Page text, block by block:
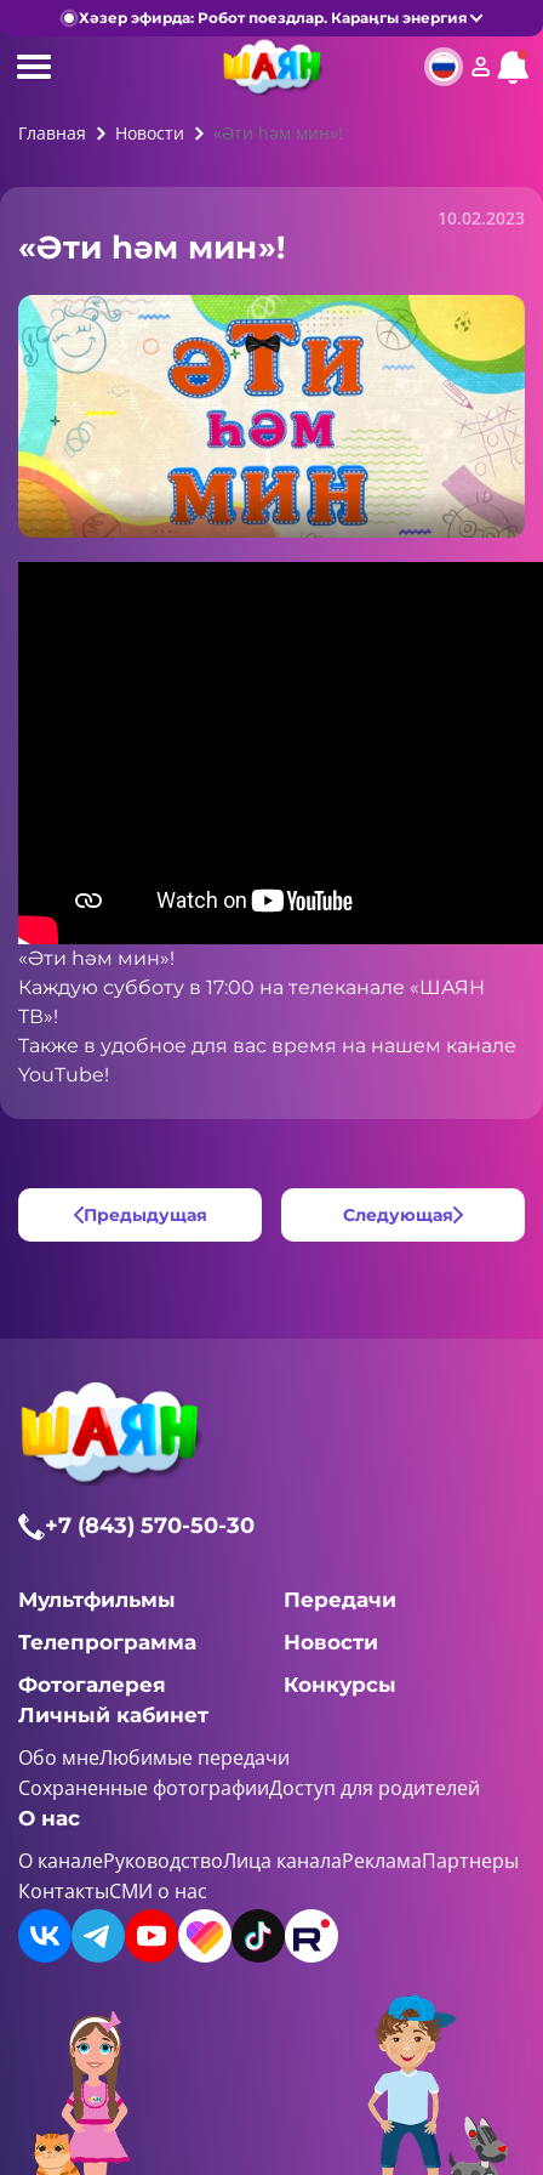
Хәзер эфирда: Робот поездлар. Караңгы энергия
Главная Новости «Әти һәм мин»!
10.02.2023
«Әти һәм мин»!
«Әти һәм мин»!
Каждую субботу в 17:00 на телеканале «ШАЯН
ТВ»!
Также в удобное для вас время на нашем канале
YouTube!
Предыдущая Следующая
+7 (843) 570-50-30
Мультфильмы
Передачи
Телепрограмма
Новости
Фотогалерея
Конкурсы
Личный кабинет
Обо мнеЛюбимые передачи
Сохраненные фотографииДоступ для родителей
О нас
О каналеРуководствоЛица каналаРекламаПартнеры
КонтактыСМИ о нас